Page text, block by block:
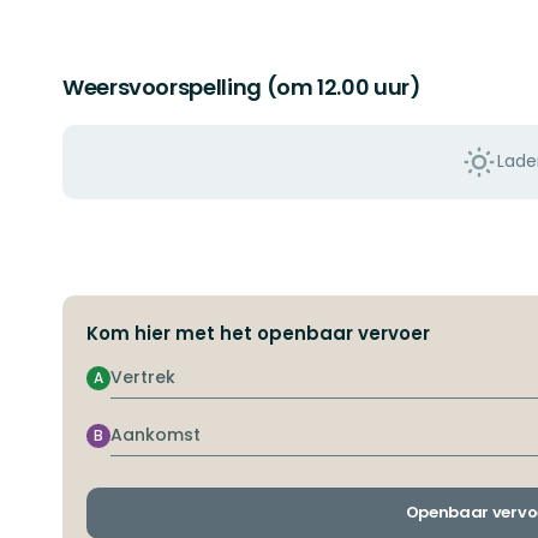
Weersvoorspelling (om 12.00 uur)
Kom hier met het openbaar vervoer
Vertrek
A
Aankomst
B
Openbaar